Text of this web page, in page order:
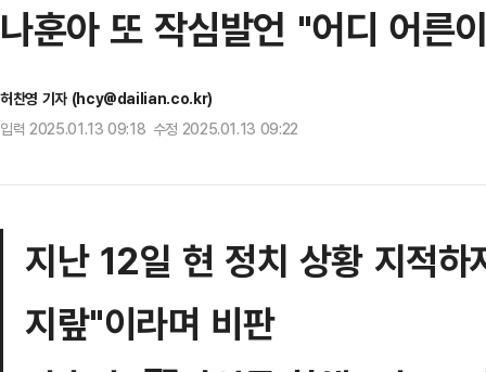
나훈아 또 작심발언 "어디 어
허찬영 기자 (hcy@dailian.co.kr)
입력 2025.01.13 09:18 수정 2025.01.13 09:22
지난 12일 현 정치 상황 지적
지랖"이라며 비판